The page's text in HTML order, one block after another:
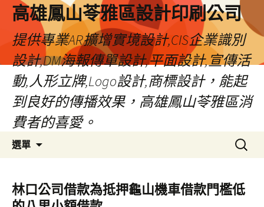
高雄鳳山苓雅區設計印刷公司
提供專業AR擴增實境設計,CIS企業識別
設計,DM海報傳單設計,平面設計,宣傳活
動,人形立牌,Logo設計,商標設計，能起
到良好的傳播效果，高雄鳳山苓雅區消
費者的喜愛。
選單
容
搜
尋
鍵
字:
林口公司借款為抵押龜山機車借款門檻低